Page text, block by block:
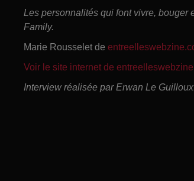
Les personnalités qui font vivre, bouger
Family.
Marie Rousselet de
Voir le site internet de
Interview réalisée par Erwan Le